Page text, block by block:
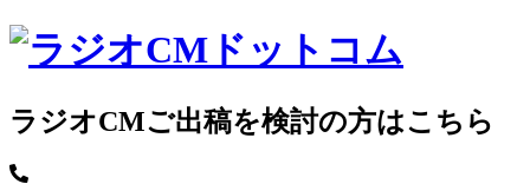
ラジオCMご出稿を検討の方はこちら